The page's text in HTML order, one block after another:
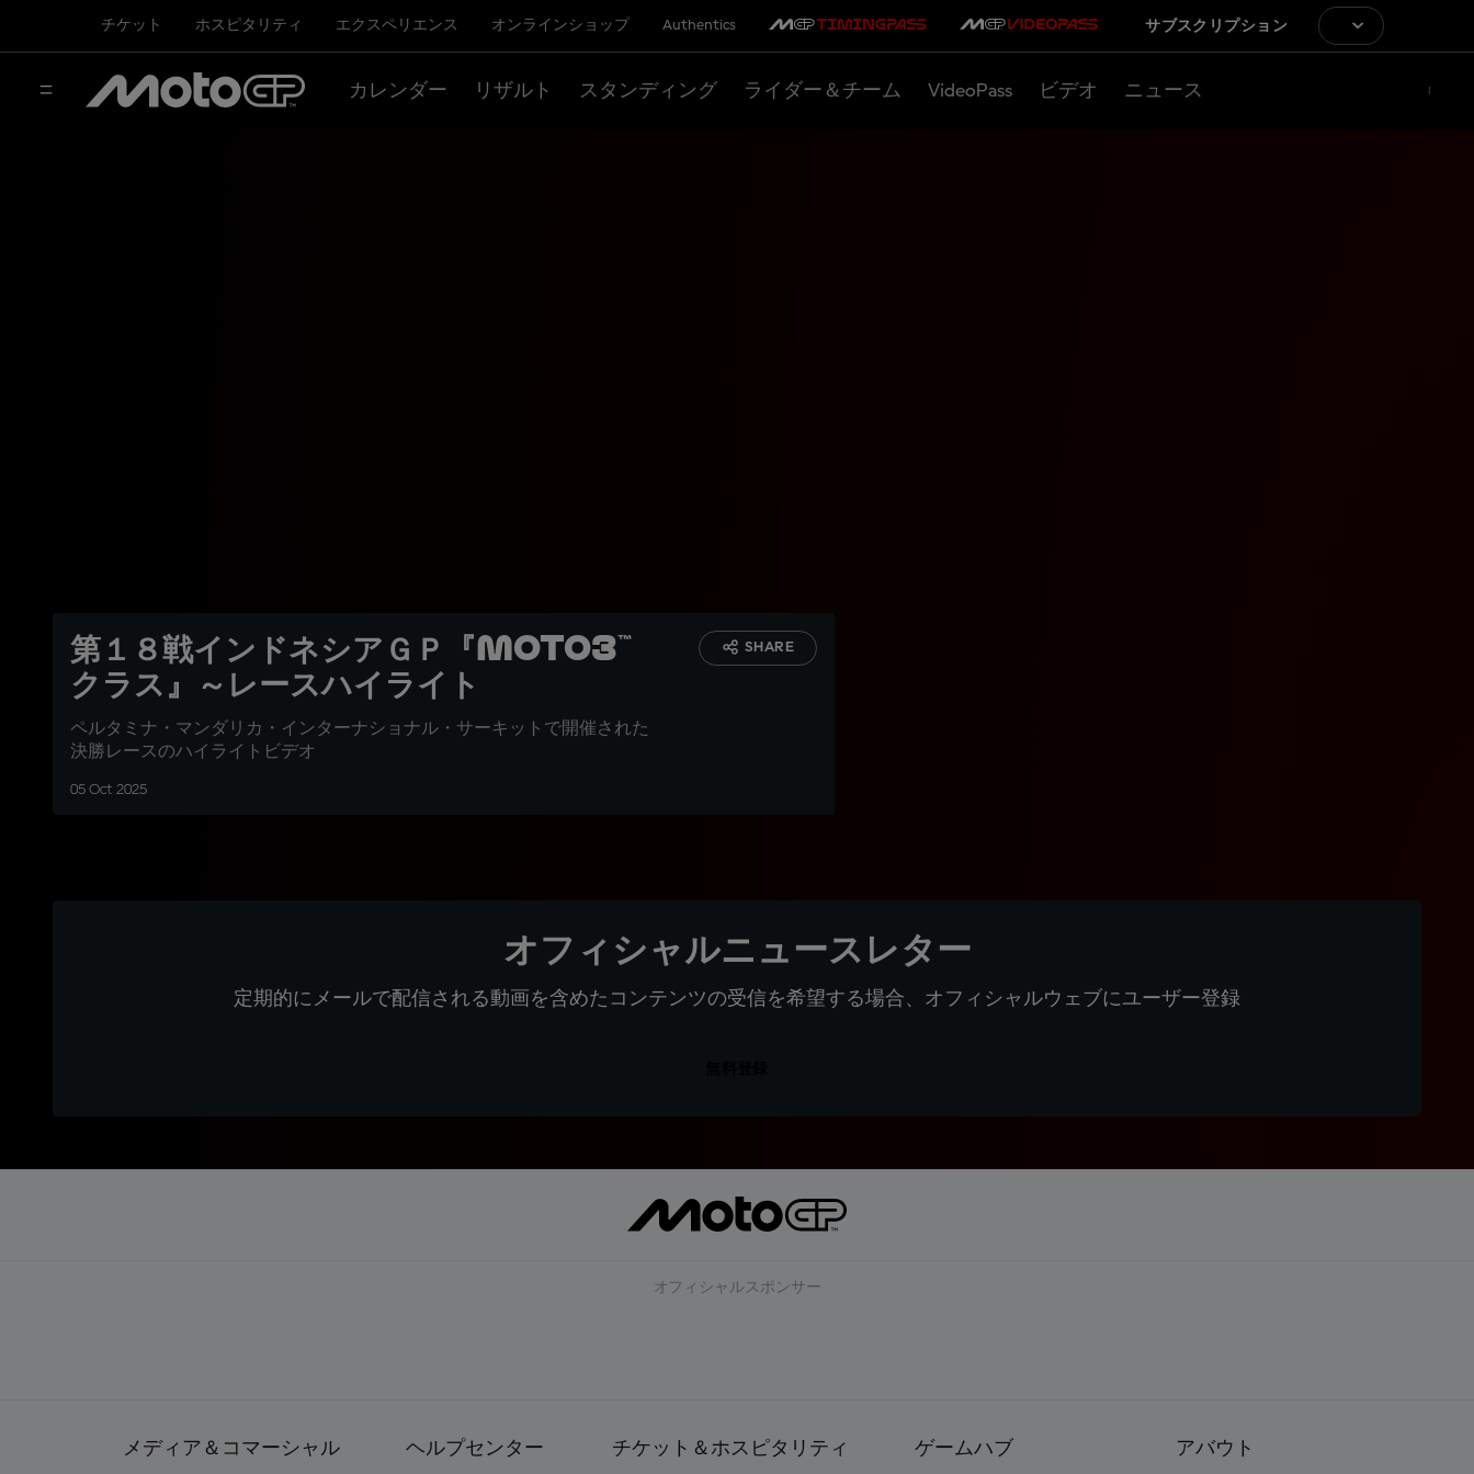
チケット ホスピタリティ エクスペリエンス オンラインショップ Authentics サブスクリプション
カレンダー リザルト スタンディング ライダー＆チーム VideoPass ビデオ ニュース
第１８戦インドネシアＧＰ『Moto3™
クラス』～レースハイライト
ペルタミナ・マンダリカ・インターナショナル・サーキットで開催された
決勝レースのハイライトビデオ
05 Oct 2025
SHARE
オフィシャルニュースレター
定期的にメールで配信される動画を含めたコンテンツの受信を希望する場合、オフィシャルウェブにユーザー登録
オフィシャルスポンサー
メディア＆コマーシャル ヘルプセンター チケット＆ホスピタリティ ゲームハブ アバウト